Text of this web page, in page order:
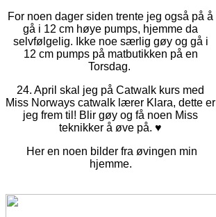
For noen dager siden trente jeg også på å
gå i 12 cm høye pumps, hjemme da
selvfølgelig. Ikke noe særlig gøy og gå i
12 cm pumps på matbutikken på en
Torsdag.
24. April skal jeg på Catwalk kurs med
Miss Norways catwalk lærer Klara, dette er
jeg frem til! Blir gøy og få noen Miss
teknikker å øve på. ♥
Her en noen bilder fra øvingen min
hjemme.